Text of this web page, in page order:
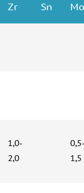
Zr Sn Мо
1,0-
2,0
0,5-
1,5